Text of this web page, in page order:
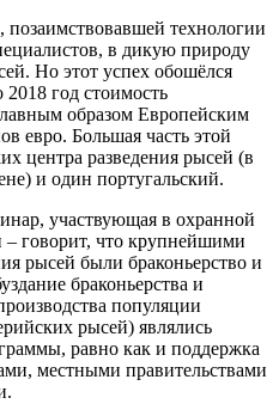
технологии
в дикую природу
Но этот успех обошёлся
год стоимость
образом Европейским
евро. Большая часть этой
центра разведения рысей (в
и один португальский.
участвующая в охранной
говорит, что крупнейшими
рысей были браконьерство и
браконьерства и
популяции
рысей) являлись
равно как и поддержка
местными правительствами